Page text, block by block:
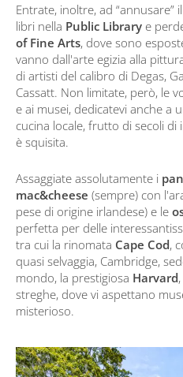
Entrate, inoltre, ad
libri nella Public Library e
of Fine Arts, dove sono
vanno dall'arte egizia alla
di artisti del calibro di Degas,
Cassatt. Non limitate, però, le
e ai musei, dedicatevi anche a
cucina locale, frutto di secoli
è squisita.
Assaggiate assolutamente i
mac&cheese (sempre) con
pese di origine irlandese) e le
perfetta per delle
tra cui la rinomata Cape Cod,
quasi selvaggia, Cambridge,
mondo, la prestigiosa Harvard
streghe, dove vi aspettano
misterioso.